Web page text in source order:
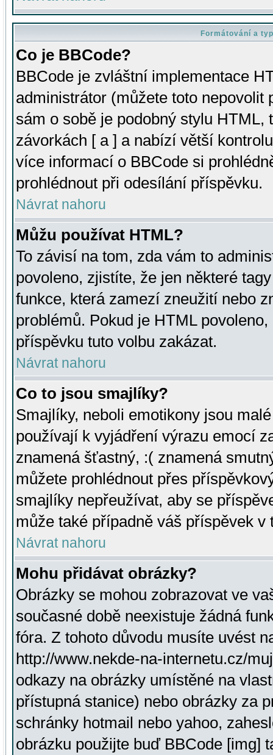
Formátování a
Co je BBCode?
BBCode je zvláštní implementace
administrátor (můžete toto
sám o sobě je podobný stylu HTML,
závorkách [ a ] a nabízí větší
více informací o BBCode si
prohlédnout při odesílání příspěvku.
Návrat nahoru
Můžu používat HTML?
To závisí na tom, zda vám to
povoleno, zjistíte, že jen některé
funkce, která zamezí zneužití nebo
problémů. Pokud je HTML
příspěvku tuto volbu zakázat.
Návrat nahoru
Co to jsou smajlíky?
Smajlíky, neboli emotikony jsou
používají k vyjádření výrazu emocí
znamená šťastný, :( znamená
můžete prohlédnout přes
smajlíky nepřeužívat, aby se
může také případně váš příspěvek v
Návrat nahoru
Mohu přidávat obrázky?
Obrázky se mohou zobrazovat ve
současné době neexistuje žádná
fóra. Z tohoto důvodu musíte uvést
http://www.nekde-na-internetu.cz/
odkazy na obrázky umístěné na
přístupná stanice) nebo obrázky za
schránky hotmail nebo yahoo,
obrázku použijte buď BBCode [img]